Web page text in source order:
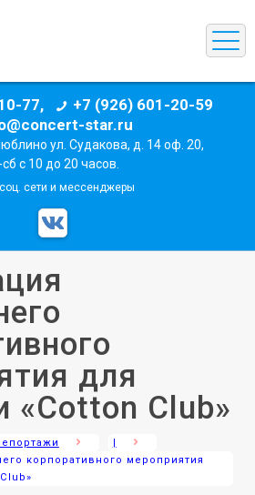
77,
+7 (926) 601-20-59
star.ru
ул. Судакова, д. 14 оф. 20,
с 10 до 20 часов.
сети и мессенджеры
для
«Cotton Club»
|
корпоративного мероприятия